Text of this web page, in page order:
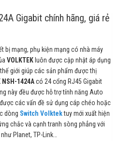
Gigabit chính hãng, giá rẻ
bị mạng, phụ kiện mạng có nhà máy
VOLKTEK luôn được cập nhật áp dụng
giới giúp các sản phẩm được thị
NSH-1424Acó 24 cổng RJ45 Gigabit
này đều được hỗ trợ tính năng Auto
các vấn đề sử dụng cáp chéo hoặc
dòng Switch Volktektuy mới xuất hiện
chắc và cạnh tranh sòng phẳng với
Planet, TP-Link…